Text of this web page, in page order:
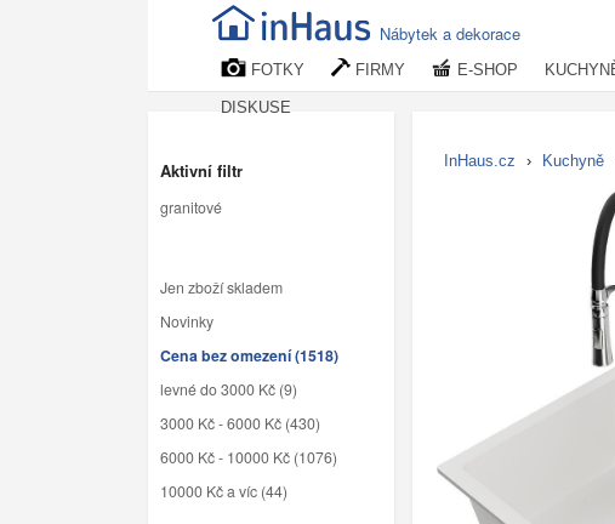
Nábytek a dekorace
FOTKY FIRMY E-SHOP
DISKUSE
Aktivní filtr
granitové
Jen zboží skladem
Novinky
Cena bez omezení (1518)
levné do 3000 Kč (9)
3000 Kč - 6000 Kč (430)
6000 Kč - 10000 Kč (1076)
10000 Kč a víc (44)
InHaus.cz › Kuchyně